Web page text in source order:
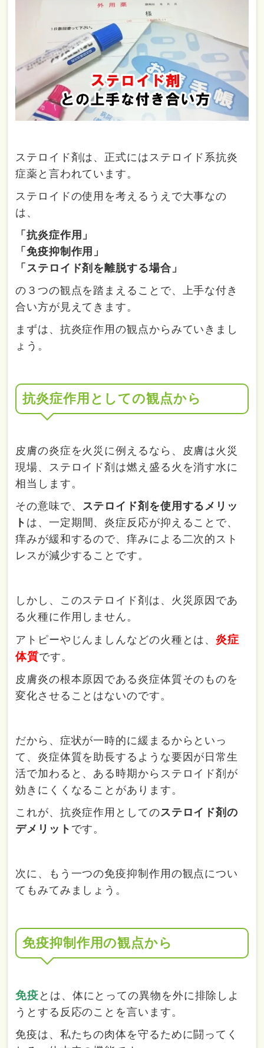
ステロイド剤は、正式にはステロイド系抗炎
症薬と言われています。
ステロイドの使用を考えるうえで大事なの
は、
「抗炎症作用」
「免疫抑制作用」
「ステロイド剤を離脱する場合」
の３つの観点を踏まえることで、上手な付き
合い方が見えてきます。
まずは、抗炎症作用の観点からみていきまし
ょう。
抗炎症作用としての観点から
皮膚の炎症を火災に例えるなら、皮膚は火災
現場、ステロイド剤は燃え盛る火を消す水に
相当します。
その意味で、
ステロイド剤を使用するメリッ
ト は、一定期間、炎症反応が抑えることで、
痒みが緩和するので、痒みによる二次的スト
レスが減少することです。
しかし、このステロイド剤は、火災原因であ
る火種に作用しません。
アトピーやじんましんなどの火種とは、炎症
体質です。
皮膚炎の根本原因である炎症体質そのものを
変化させることはないのです。
だから、症状が一時的に緩まるからといっ
て、炎症体質を助長するような要因が日常生
活で加わると、ある時期からステロイド剤が
効きにくくなることがあります。
これが、抗炎症作用としてのステロイド剤の
デメリット です。
次に、もう一つの免疫抑制作用の観点につい
てもみてみましょう。
免疫抑制作用の観点から
免疫 とは、体にとっての異物を外に排除しよ
うとする反応のことを言います。
免疫は、私たちの肉体を守るために闘ってく